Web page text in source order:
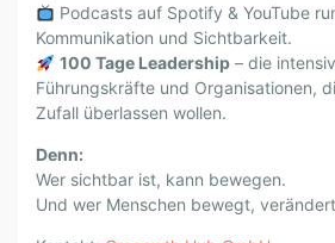
Podcasts auf Spotify & YouTube
Kommunikation und Sichtbarkeit.
100 Tage Leadership– die
Führungskräfte und Organisationen,
Zufall überlassen wollen.
Denn:
Wer sichtbar ist, kann bewegen.
Und wer Menschen bewegt,